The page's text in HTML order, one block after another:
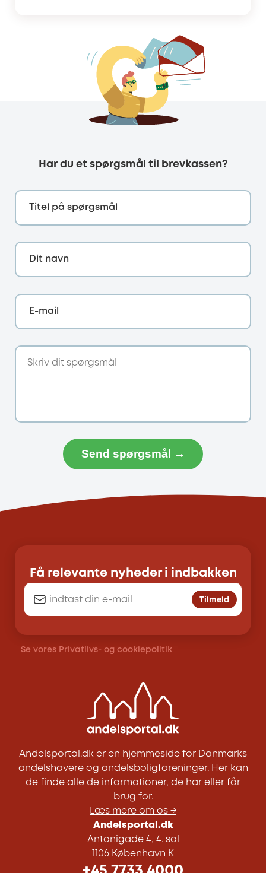
Har du et spørgsmål til brevkassen?
Titel på spørgsmål
Dit navn
E-mail
Send spørgsmål →
Få relevante nyheder i indbakken
Tilmeld
Se vores Privatlivs- og cookiepolitik
Andelsportal.dk er en hjemmeside for Danmarks
andelshavere og andelsboligforeninger. Her kan
de finde alle de informationer, de har eller får
brug for.
Læs mere om os →
Andelsportal.dk
Antonigade 4, 4. sal
1106 København K